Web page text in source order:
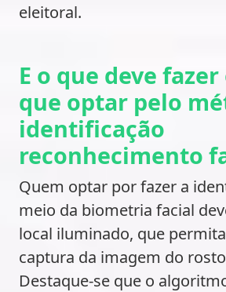
eleitoral.
E o que deve
que optar pelo
identificação
reconhecimento
Quem optar por fazer a
meio da biometria facial
local iluminado, que
captura da imagem do
Destaque-se que o